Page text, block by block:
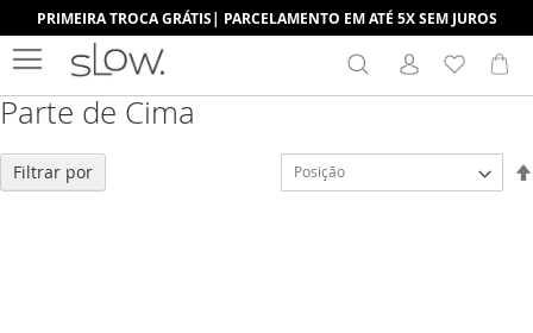
PRIMEIRA TROCA GRÁTIS| PARCELAMENTO EM ATÉ 5X SEM JUROS
Search
Parte de Cima
Filtrar por